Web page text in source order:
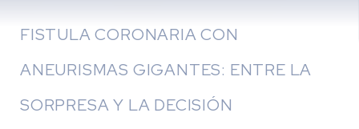
FISTULA CORONARIA CON
ANEURISMAS GIGANTES: ENTRE LA
SORPRESA Y LA DECISIÓN